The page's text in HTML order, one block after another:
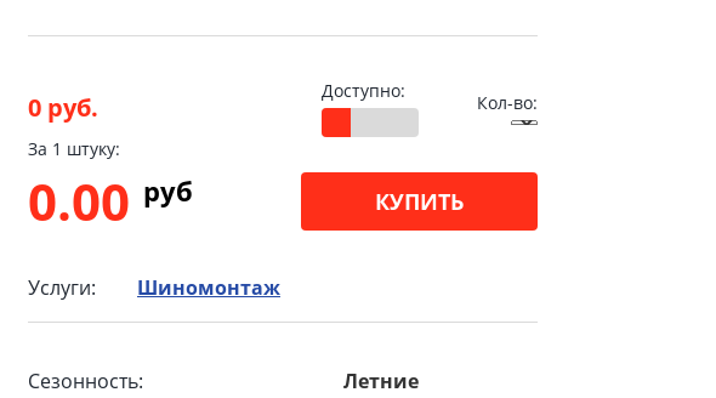
0 руб.
Доступно:
Кол-во:
За 1 штуку:
0.00 pуб КУПИТЬ
Услуги: Шиномонтаж
Сезонность:
Летние